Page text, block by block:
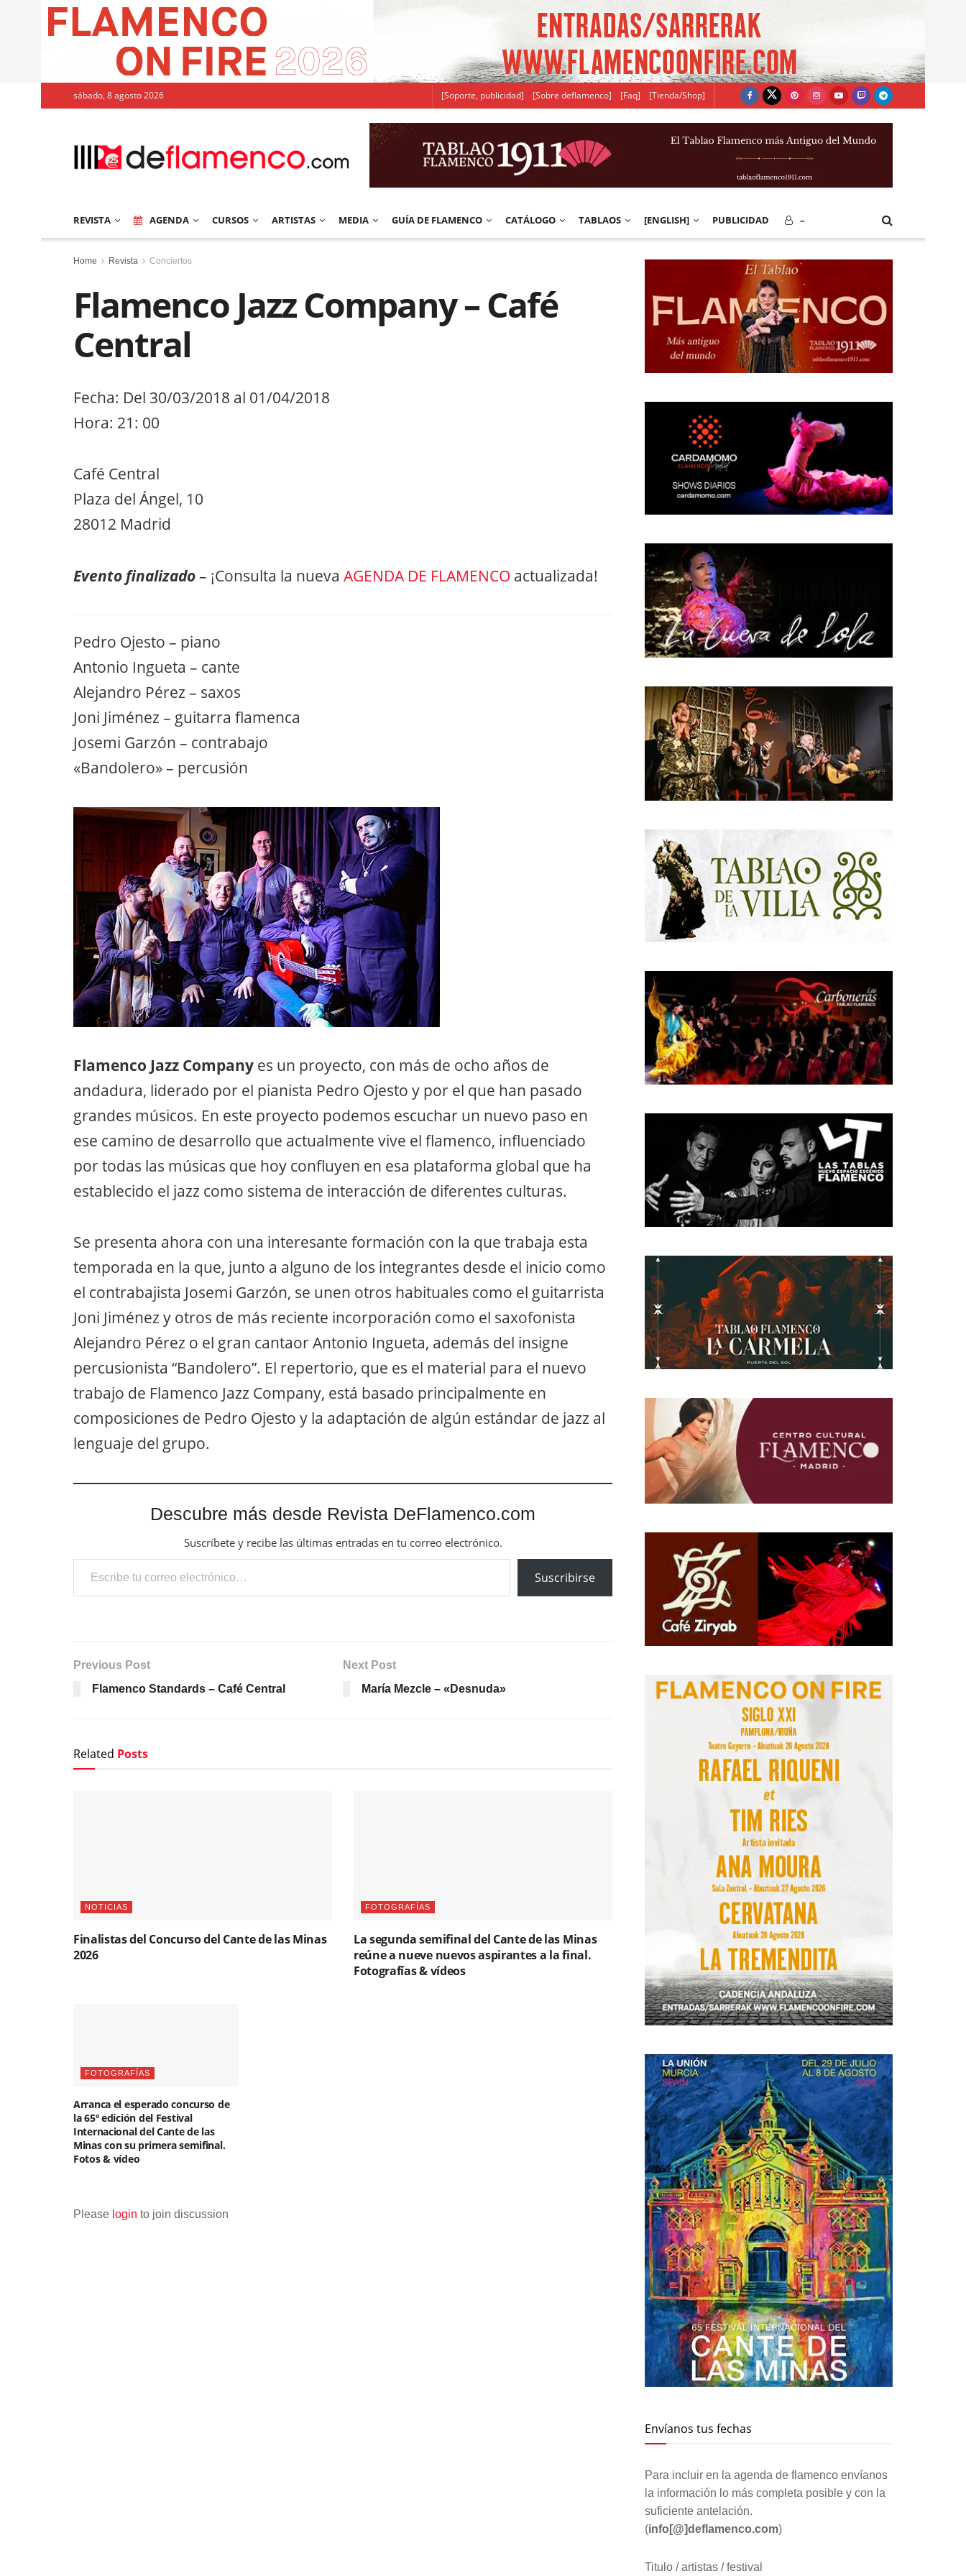
sábado, 8 agosto 2026 [Soporte, publicidad] [Sobre deflamenco] [Faq] [Tienda/Shop]
REVISTA AGENDA CURSOS ARTISTAS MEDIA GUÍA DE FLAMENCO CATÁLOGO TABLAOS [ENGLISH] PUBLICIDAD –
Home Revista Conciertos
Flamenco Jazz Company – Café
Central
Fecha: Del 30/03/2018 al 01/04/2018
Hora: 21: 00
Café Central
Plaza del Ángel, 10
28012 Madrid
Evento finalizado– ¡Consulta la nueva AGENDA DE FLAMENCO actualizada!
Pedro Ojesto – piano
Antonio Ingueta – cante
Alejandro Pérez – saxos
Joni Jiménez – guitarra flamenca
Josemi Garzón – contrabajo
«Bandolero» – percusión
Flamenco Jazz Company es un proyecto, con más de ocho años de
andadura, liderado por el pianista Pedro Ojesto y por el que han pasado
grandes músicos. En este proyecto podemos escuchar un nuevo paso en
ese camino de desarrollo que actualmente vive el flamenco, influenciado
por todas las músicas que hoy confluyen en esa plataforma global que ha
establecido el jazz como sistema de interacción de diferentes culturas.
Se presenta ahora con una interesante formación con la que trabaja esta
temporada en la que, junto a alguno de los integrantes desde el inicio como
el contrabajista Josemi Garzón, se unen otros habituales como el guitarrista
Joni Jiménez y otros de más reciente incorporación como el saxofonista
Alejandro Pérez o el gran cantaor Antonio Ingueta, además del insigne
percusionista “Bandolero”. El repertorio, que es el material para el nuevo
trabajo de Flamenco Jazz Company, está basado principalmente en
composiciones de Pedro Ojesto y la adaptación de algún estándar de jazz al
lenguaje del grupo.
Descubre más desde Revista DeFlamenco.com
Suscríbete y recibe las últimas entradas en tu correo electrónico.
Escribe tu correo electrónico…
Suscribirse
Previous Post
Flamenco Standards – Café Central
Next Post
María Mezcle – «Desnuda»
Related Posts
NOTICIAS
Finalistas del Concurso del Cante de las Minas
2026
FOTOGRAFÍAS
La segunda semifinal del Cante de las Minas
reúne a nueve nuevos aspirantes a la final.
Fotografías & vídeos
FOTOGRAFÍAS
Arranca el esperado concurso de
la 65º edición del Festival
Internacional del Cante de las
Minas con su primera semifinal.
Fotos & vídeo
Please login to join discussion
Envíanos tus fechas
Para incluir en la agenda de flamenco envíanos
la información lo más completa posible y con la
suficiente antelación.
(info[@]deflamenco.com)
Titulo / artistas / festival